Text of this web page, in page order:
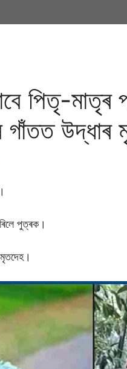
পিতৃ-মাতৃৰ
গাঁতত
পুত্ৰক।